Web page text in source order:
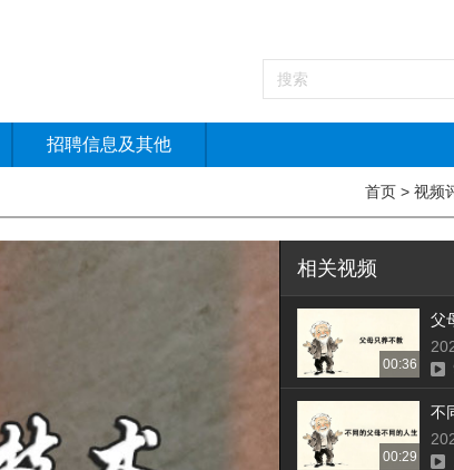
招聘信息及其他
首页 > 视频
相关视频
00:36
父
00:29